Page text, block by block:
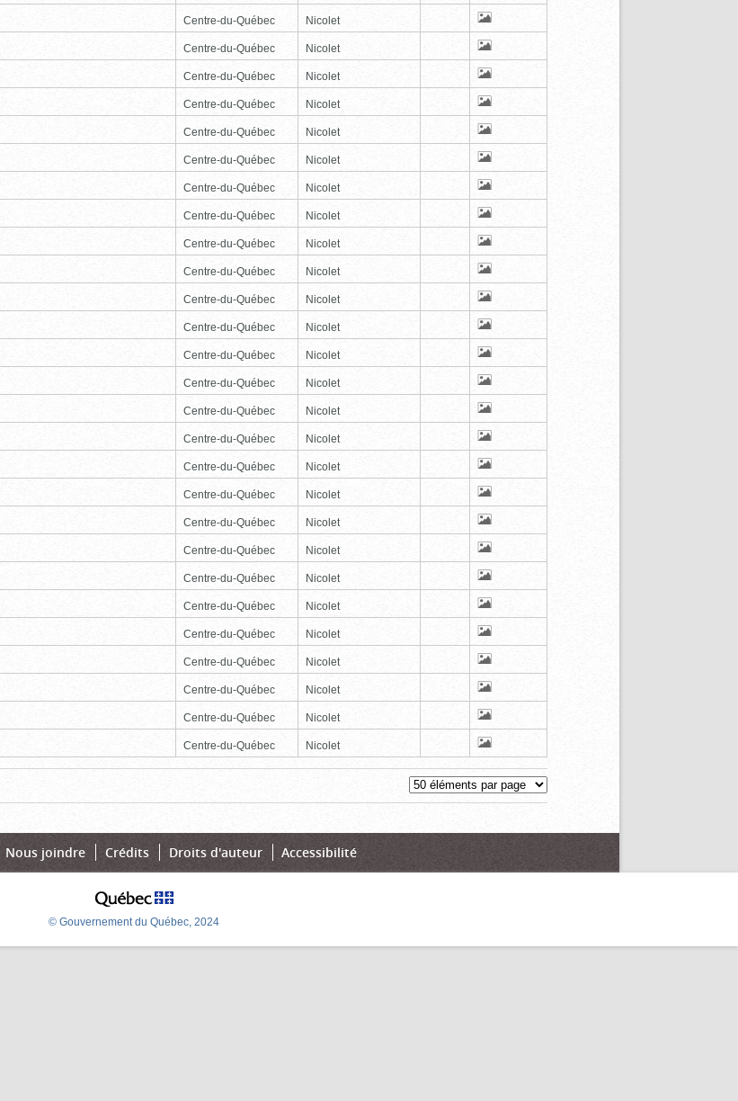
Centre-du-Québec Nicolet
Centre-du-Québec Nicolet
Centre-du-Québec Nicolet
Centre-du-Québec Nicolet
Centre-du-Québec Nicolet
Centre-du-Québec Nicolet
Centre-du-Québec Nicolet
Centre-du-Québec Nicolet
Centre-du-Québec Nicolet
Centre-du-Québec Nicolet
Centre-du-Québec Nicolet
Centre-du-Québec Nicolet
Centre-du-Québec Nicolet
Centre-du-Québec Nicolet
Centre-du-Québec Nicolet
Centre-du-Québec Nicolet
Centre-du-Québec Nicolet
Centre-du-Québec Nicolet
Centre-du-Québec Nicolet
Centre-du-Québec Nicolet
Centre-du-Québec Nicolet
Centre-du-Québec Nicolet
Centre-du-Québec Nicolet
Centre-du-Québec Nicolet
Centre-du-Québec Nicolet
Centre-du-Québec Nicolet
Centre-du-Québec Nicolet
Nous joindre Crédits Droits d'auteur Accessibilité
© Gouvernement du Québec, 2024